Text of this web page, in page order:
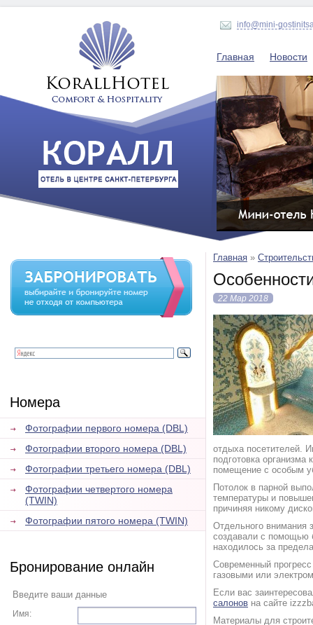
info@mini-
Главная Новости
Номера
Фотографии первого номера (DBL)
Фотографии второго номера (DBL)
Фотографии третьего номера (DBL)
Фотографии четвертого номера
(TWIN)
Фотографии пятого номера (TWIN)
Бронирование онлайн
Введите ваши данные
Имя:
Главная »
22 Мар 2018
отдыха посетителей.
подготовка
помещение с особым
Потолок в парной
температуры и
причиняя никому
Отдельного внимания
создавали с помощью
находилось за
Современный
газовыми или
Если вас
салонов на сайте
Материалы для